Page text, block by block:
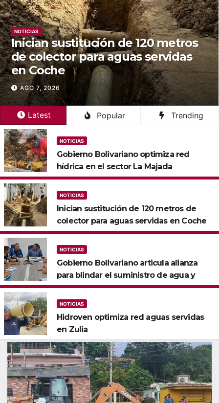
de 120 metros
servidas
NOTICIAS
Gobierno
alianza para
de agua y
AGO 7, 2026
Latest Popular Trending
NOTICIAS
Gobierno Bolivariano optimiza red
hídrica en el sector La Majada
NOTICIAS
Inician sustitución de 120 metros de
colector para aguas servidas en Coche
NOTICIAS
Gobierno Bolivariano articula alianza
para blindar el suministro de agua y
electricidad en Falcón
NOTICIAS
Hidroven optimiza red aguas servidas
en Zulia